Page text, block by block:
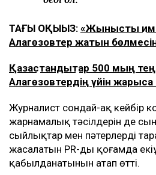
ТАҒЫ ОҚЫҢЫЗ: «Жыныстық
Алагөзовтер жатын
Қазақстандықтар 500 мың
Алагөзовтердің үйін
Журналист сондай-ақ кейбір
жарнамалық тәсілдерін де
сыйлықтар мен пәтерлерді
жасалатын PR-дың қоғамда
қабылданатынын атап өтті.